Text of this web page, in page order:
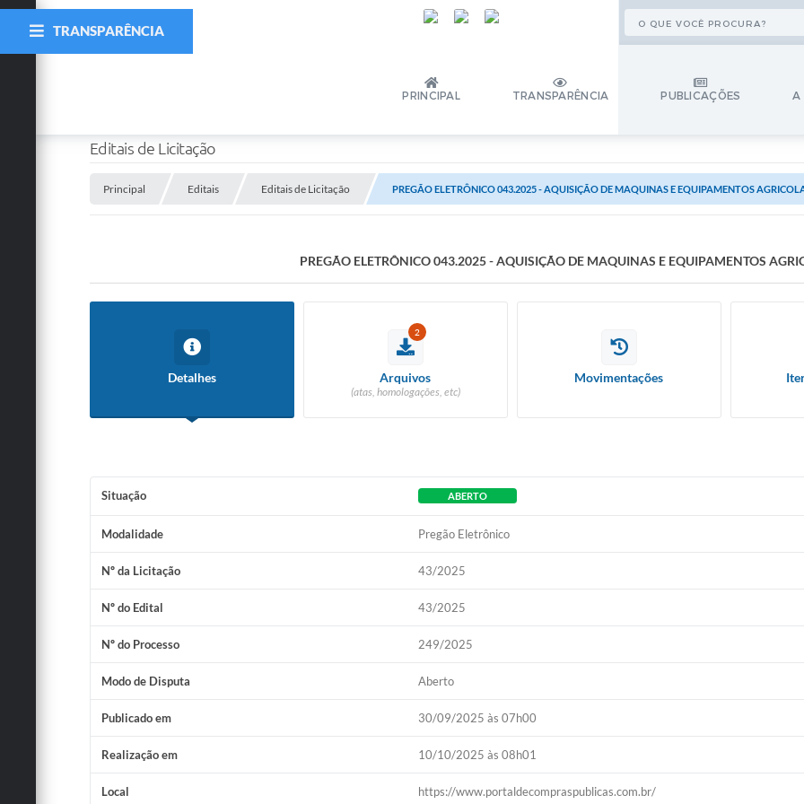
PRINCIPAL TRANSPARÊNCIA PUBLICAÇÕES A
TRANSPARÊNCIA
Editais de Licitação
Principal Editais Editais de Licitação PREGÃO ELETRÔNICO 043.2025 - AQUISIÇÃO DE MAQUINAS E EQUIPAMENTOS
PREGÃO ELETRÔNICO 043.2025 - AQUISIÇÃO DE MAQUINAS E EQUIPAMENTOS
Detalhes
2
Arquivos
(atas, homologações, etc)
Movimentações
Situação ABERTO
Modalidade Pregão Eletrônico
Nº da Licitação 43/2025
Nº do Edital 43/2025
Nº do Processo 249/2025
Modo de Disputa Aberto
Publicado em 30/09/2025 às 07h00
Realização em 10/10/2025 às 08h01
Local https://www.portaldecompraspublicas.com.br/